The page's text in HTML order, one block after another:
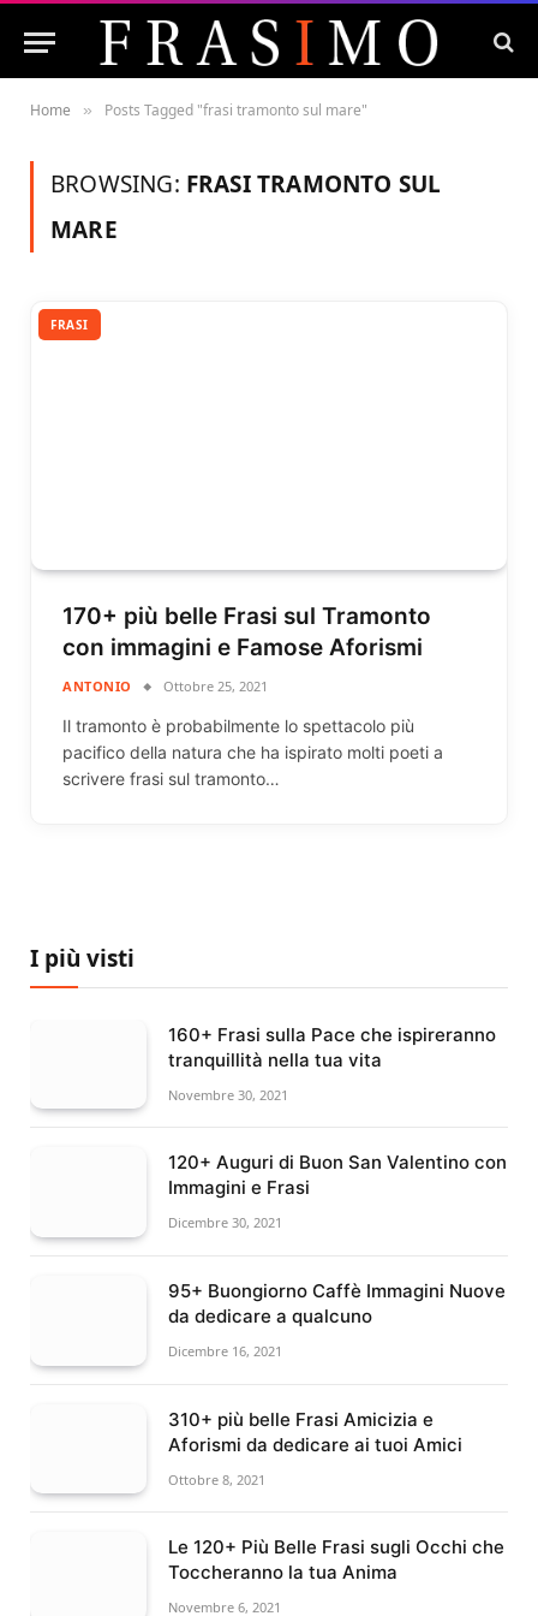
Home » Posts Tagged "frasi tramonto sul mare"
BROWSING: FRASI TRAMONTO SUL
MARE
FRASI
170+ più belle Frasi sul Tramonto
con immagini e Famose Aforismi
ANTONIO Ottobre 25, 2021
Il tramonto è probabilmente lo spettacolo più
pacifico della natura che ha ispirato molti poeti a
scrivere frasi sul tramonto…
I più visti
160+ Frasi sulla Pace che ispireranno
tranquillità nella tua vita
Novembre 30, 2021
120+ Auguri di Buon San Valentino con
Immagini e Frasi
Dicembre 30, 2021
95+ Buongiorno Caffè Immagini Nuove
da dedicare a qualcuno
Dicembre 16, 2021
310+ più belle Frasi Amicizia e
Aforismi da dedicare ai tuoi Amici
Ottobre 8, 2021
Le 120+ Più Belle Frasi sugli Occhi che
Toccheranno la tua Anima
Novembre 6, 2021